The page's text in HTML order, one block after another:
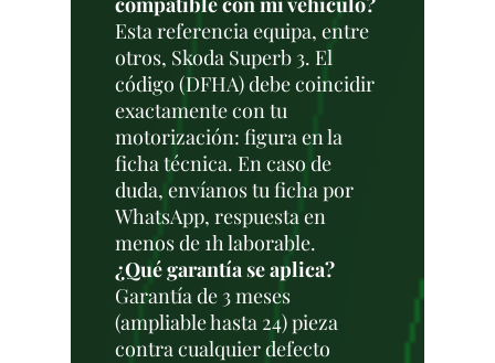
Esta referencia equipa, entre
otros, Skoda Superb 3. El
código (DFHA) debe coincidir
exactamente con tu
motorización: figura en la
ficha técnica. En caso de
duda, envíanos tu ficha por
WhatsApp, respuesta en
menos de 1h laborable.
¿Qué garantía se aplica?
Garantía de 3 meses
(ampliable hasta 24) pieza
contra cualquier defecto